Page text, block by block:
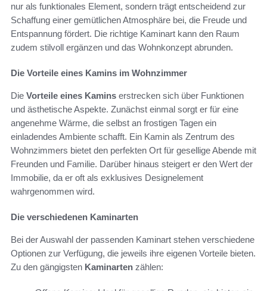
nur als funktionales Element, sondern trägt entscheidend zur
Schaffung einer gemütlichen Atmosphäre bei, die Freude und
Entspannung fördert. Die richtige Kaminart kann den Raum
zudem stilvoll ergänzen und das Wohnkonzept abrunden.
Die Vorteile eines Kamins im Wohnzimmer
Die Vorteile eines Kamins erstrecken sich über Funktionen
und ästhetische Aspekte. Zunächst einmal sorgt er für eine
angenehme Wärme, die selbst an frostigen Tagen ein
einladendes Ambiente schafft. Ein Kamin als Zentrum des
Wohnzimmers bietet den perfekten Ort für gesellige Abende mit
Freunden und Familie. Darüber hinaus steigert er den Wert der
Immobilie, da er oft als exklusives Designelement
wahrgenommen wird.
Die verschiedenen Kaminarten
Bei der Auswahl der passenden Kaminart stehen verschiedene
Optionen zur Verfügung, die jeweils ihre eigenen Vorteile bieten.
Zu den gängigsten Kaminarten zählen: